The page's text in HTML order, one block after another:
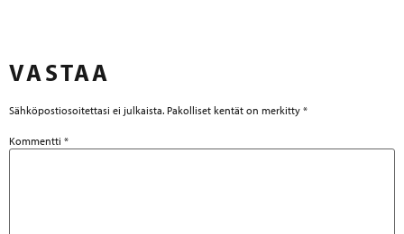
VASTAA
Sähköpostiosoitettasi ei julkaista. Pakolliset kentät on merkitty *
Kommentti *